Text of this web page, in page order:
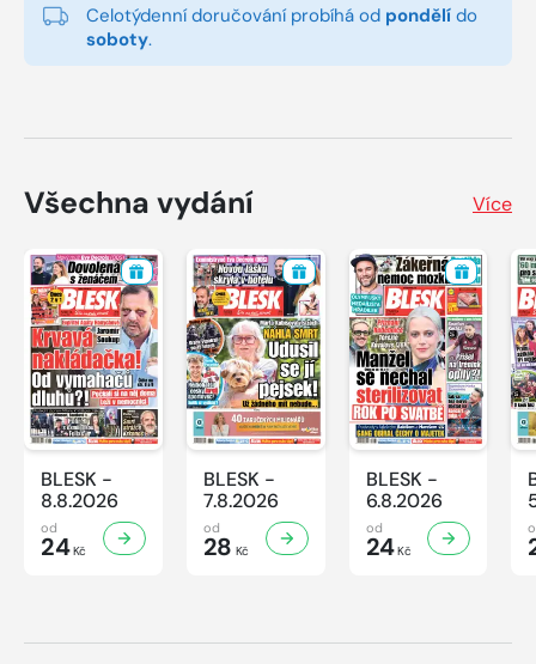
Celotýdenní doručování probíhá od pondělí do
soboty.
Všechna vydání Více
BLESK -
8.8.2026
od
24Kč
BLESK -
7.8.2026
od
28 Kč
BLESK -
6.8.2026
od
24Kč